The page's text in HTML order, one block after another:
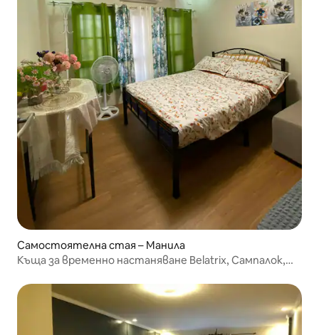
Самостоятелна стая – Манила
Къща за временно настаняване Belatrix, Сампалок,